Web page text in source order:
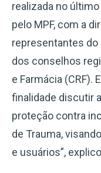
realizada no
pelo MPF, com a
representantes do
dos conselhos
e Farmácia (CRF).
finalidade discutir
proteção contra
de Trauma,
e usuários”,